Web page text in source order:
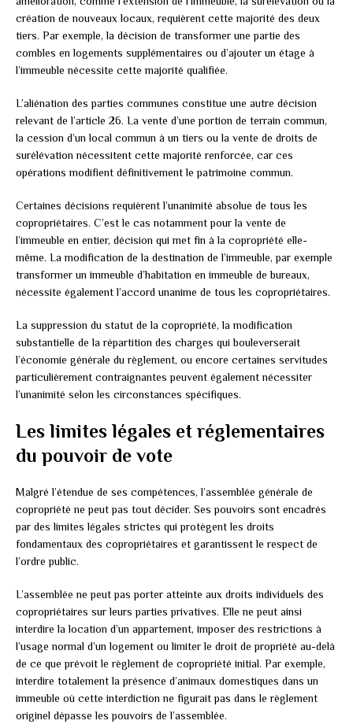
création de nouveaux locaux, requièrent cette majorité des deux
tiers. Par exemple, la décision de transformer une partie des
combles en logements supplémentaires ou d’ajouter un étage à
l’immeuble nécessite cette majorité qualifiée.
L’aliénation des parties communes constitue une autre décision
relevant de l’article 26. La vente d’une portion de terrain commun,
la cession d’un local commun à un tiers ou la vente de droits de
surélévation nécessitent cette majorité renforcée, car ces
opérations modifient définitivement le patrimoine commun.
Certaines décisions requièrent l’unanimité absolue de tous les
copropriétaires. C’est le cas notamment pour la vente de
l’immeuble en entier, décision qui met fin à la copropriété elle-
même. La modification de la destination de l’immeuble, par exemple
transformer un immeuble d’habitation en immeuble de bureaux,
nécessite également l’accord unanime de tous les copropriétaires.
La suppression du statut de la copropriété, la modification
substantielle de la répartition des charges qui bouleverserait
l’économie générale du règlement, ou encore certaines servitudes
particulièrement contraignantes peuvent également nécessiter
l’unanimité selon les circonstances spécifiques.
Les limites légales et réglementaires
du pouvoir de vote
Malgré l’étendue de ses compétences, l’assemblée générale de
copropriété ne peut pas tout décider. Ses pouvoirs sont encadrés
par des limites légales strictes qui protègent les droits
fondamentaux des copropriétaires et garantissent le respect de
l’ordre public.
L’assemblée ne peut pas porter atteinte aux droits individuels des
copropriétaires sur leurs parties privatives. Elle ne peut ainsi
interdire la location d’un appartement, imposer des restrictions à
l’usage normal d’un logement ou limiter le droit de propriété au-delà
de ce que prévoit le règlement de copropriété initial. Par exemple,
interdire totalement la présence d’animaux domestiques dans un
immeuble où cette interdiction ne figurait pas dans le règlement
originel dépasse les pouvoirs de l’assemblée.